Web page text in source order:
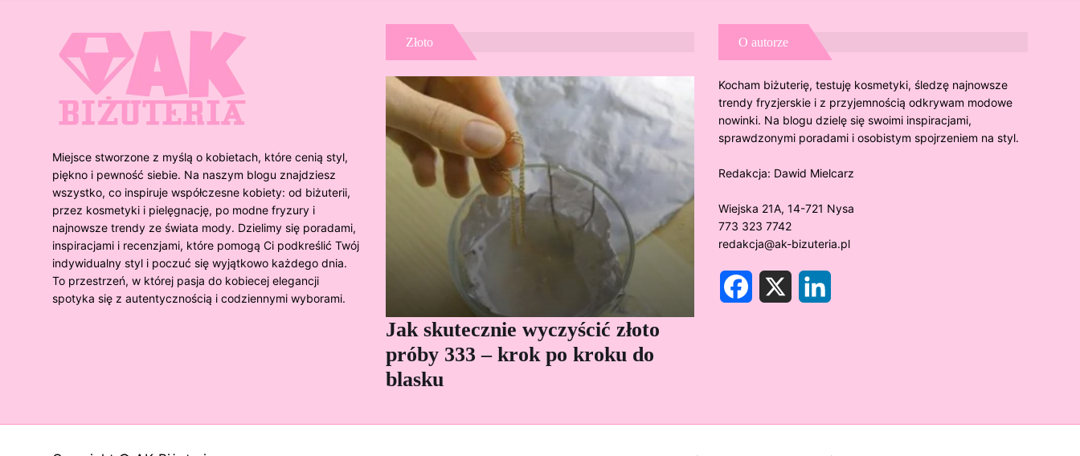
Miejsce stworzone z myślą o kobietach, które cenią styl,
piękno i pewność siebie. Na naszym blogu znajdziesz
wszystko, co inspiruje współczesne kobiety: od biżuterii,
przez kosmetyki i pielęgnację, po modne fryzury i
najnowsze trendy ze świata mody. Dzielimy się poradami,
inspiracjami i recenzjami, które pomogą Ci podkreślić Twój
indywidualny styl i poczuć się wyjątkowo każdego dnia.
To przestrzeń, w której pasja do kobiecej elegancji
spotyka się z autentycznością i codziennymi wyborami.
Złoto
Jak skutecznie wyczyścić złoto
próby 333 – krok po kroku do
blasku
O autorze
Kocham biżuterię, testuję kosmetyki, śledzę najnowsze
trendy fryzjerskie i z przyjemnością odkrywam modowe
nowinki. Na blogu dzielę się swoimi inspiracjami,
sprawdzonymi poradami i osobistym spojrzeniem na styl.
Redakcja: Dawid Mielcarz
Wiejska 21A, 14-721 Nysa
773 323 7742
redakcja@ak-bizuteria.pl
X